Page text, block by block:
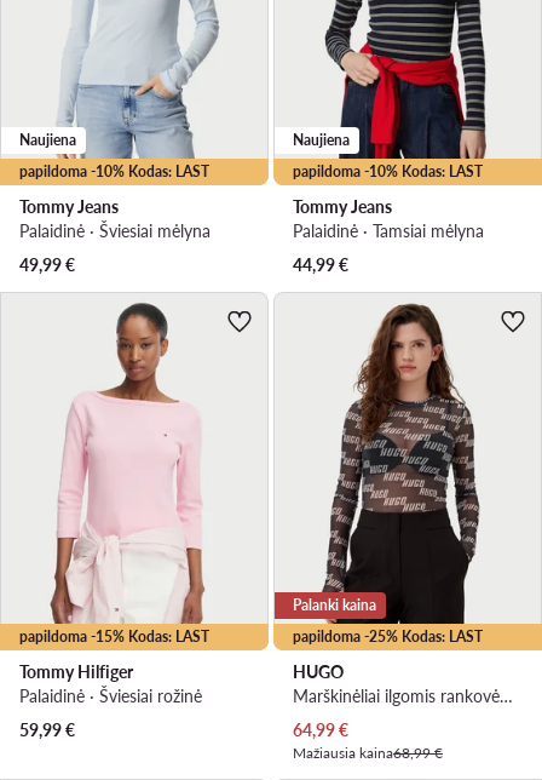
papildoma -10% Kodas: LAST
Naujiena
Tommy Jeans
Palaidinė · Šviesiai mėlyna
49,99€
papildoma -10% Kodas: LAST
Naujiena
Tommy Jeans
Palaidinė · Tamsiai mėlyna
44,99€
papildoma -15% Kodas: LAST
Tommy Hilfiger
Palaidinė · Šviesiai rožinė
59,99€
papildoma -25% Kodas: LAST
Palanki kaina
HUGO
Marškinėliai ilgomis rankovėmis · Juoda
Dabartinė kaina
64,99€
Mažiausia kaina68,99 €